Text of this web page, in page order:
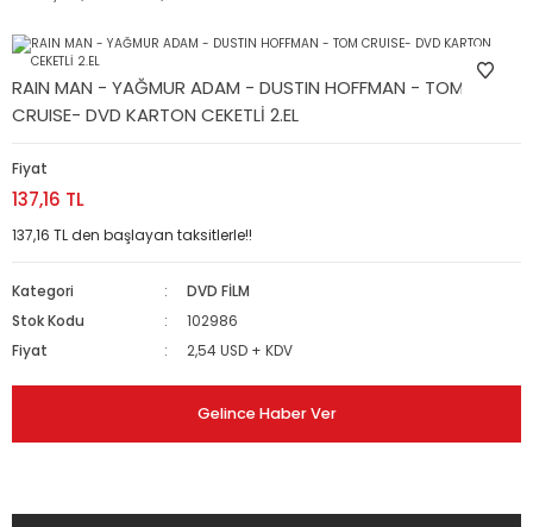
RAIN MAN - YAĞMUR ADAM - DUSTIN HOFFMAN - TOM
CRUISE- DVD KARTON CEKETLİ 2.EL
Fiyat
137,16 TL
137,16 TL den başlayan taksitlerle!!
Kategori
DVD FİLM
Stok Kodu
102986
Fiyat
2,54 USD + KDV
Gelince Haber Ver